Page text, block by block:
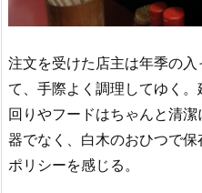
注文を受けた店主は年季の
て、手際よく調理してゆく
回りやフードはちゃんと清
器でなく、白木のおひつで
ポリシーを感じる。